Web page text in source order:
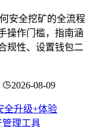
安全挖矿的全流程
操作门槛，指南涵
规性、设置钱包二
2026-08-09